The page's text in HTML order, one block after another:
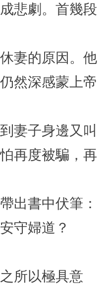
悲劇。首幾段
妻的原因。他
然深感蒙上帝
妻子身邊又叫
再度被騙，再
出書中伏筆：
守婦道？
所以極具意